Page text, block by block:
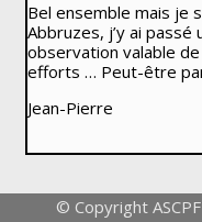
Bel ensemble mais je
Abbruzes, j’y ai passé
observation valable
efforts … Peut-être
Jean-Pierre
© Copyright